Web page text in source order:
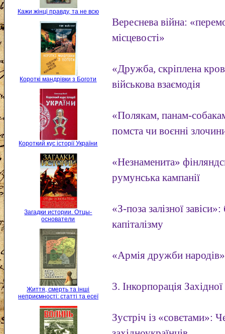
Кажи жінці правду, та не всю
Короткі мандрівки з Боготи
Короткий кус історії України
Загадки истории. Отцы-
основатели
Життя, смерть та інші
неприємності: статті та есеї
Вереснева війна:
місцевості»
«Дружба, скріплена
військова взаємодія
«Полякам, панам-
помста чи воєнні
«Незнаменита»
румунська кампанії
«З-поза залізної
капіталізму
«Армія дружби
3. Інкорпорація
Зустріч із «совєтами»: